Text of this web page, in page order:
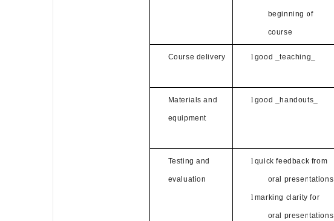
beginning of
course
Course delivery l good _teaching_
Materials and
equipment
l good _handouts_
Testing and
evaluation
l quick feedback from
oral presentations
l marking clarity for
oral presentations